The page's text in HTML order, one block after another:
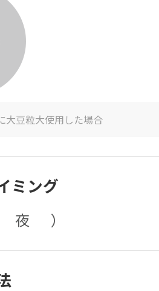
大豆粒大使用した場合
ミング
夜🌙 ）